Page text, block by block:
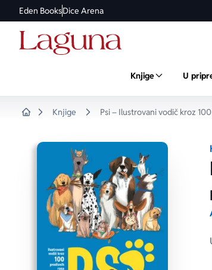
Eden BooksDice Arena
Knjige U
Knjige Psi – Ilustrovani vodič kroz